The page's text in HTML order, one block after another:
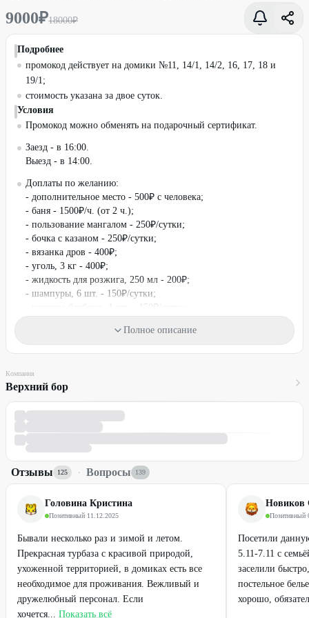
9000₽18000₽
Подробнее
промокод действует на домики №11, 14/1, 14/2, 16, 17, 18 и
19/1;
стоимость указана за двое суток.
Условия
Промокод можно обменять на подарочный сертификат.
Заезд - в 16:00.
Выезд - в 14:00.
Доплаты по желанию:
- дополнительное место - 500₽ с человека;
- баня - 1500₽/ч. (от 2 ч.);
- пользование мангалом - 250₽/сутки;
- бочка с казаном - 250₽/сутки;
- вязанка дров - 400₽;
- уголь, 3 кг - 400₽;
- жидкость для розжига, 250 мл - 200₽;
- шампуры, 6 шт. - 150₽/сутки;
- решетка барбекю, 1 шт. - 150₽/сутки;
- веник для бани: дуб - 400₽, берёза - 350₽
Мангал можно взять в аренду на базе отдыха «Верхний бор» -
250₽ за 1 сутки.
Парковка бесплатная.
При бронировании необходимо внести оплату в размере 50%
от стоимости со скидкой. Порядок внесения и условия возврата
необходимо уточнить по телефонам, указанным в акции.
Один промокод действует на один заезд.
Необходимо предварительное бронирование по телефонам:
+7 (846) 278-81-90
+7 (927) 010-31-02
Для получения скидки предъявите промокод.
Полное описание
Компания
Верхний бор
Отзывы 125 · Вопросы 139
Головина Кристина
Позитивный·11.12.2025
Бывали несколько раз и зимой и летом.
Прекрасная турбаза с красивой природой,
ухоженной территорией, в домиках есть все
необходимое для проживания. Вежливый и
дружелюбный персонал. Если
хочется... Показать всё
Новиков
Позитивный·
Посетили
5.11-7.11 с
заселили
постельное
хорошо,